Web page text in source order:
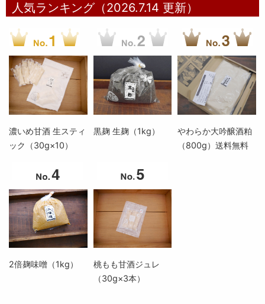
人気ランキング（2026.7.14 更新）
濃いめ甘酒 生スティ
ック（30g×10）
黒麹 生麹（1kg）
やわらか大吟醸酒粕
（800g）送料無料
2倍麹味噌（1kg）
桃もも甘酒ジュレ
（30g×3本）